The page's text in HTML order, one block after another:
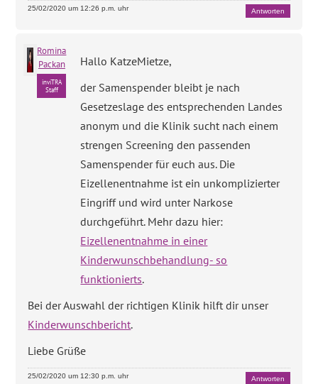
25/02/2020 um 12:26 p.m. uhr Antworten
Romina
Packan
inviTRA
Staff
Hallo KatzeMietze,
der Samenspender bleibt je nach
Gesetzeslage des entsprechenden Landes
anonym und die Klinik sucht nach einem
strengen Screening den passenden
Samenspender für euch aus. Die
Eizellenentnahme ist ein unkomplizierter
Eingriff und wird unter Narkose
durchgeführt. Mehr dazu hier:
Eizellenentnahme in einer
Kinderwunschbehandlung- so
funktionierts.
Bei der Auswahl der richtigen Klinik hilft dir unser
Kinderwunschbericht.
Liebe Grüße
25/02/2020 um 12:30 p.m. uhr Antworten